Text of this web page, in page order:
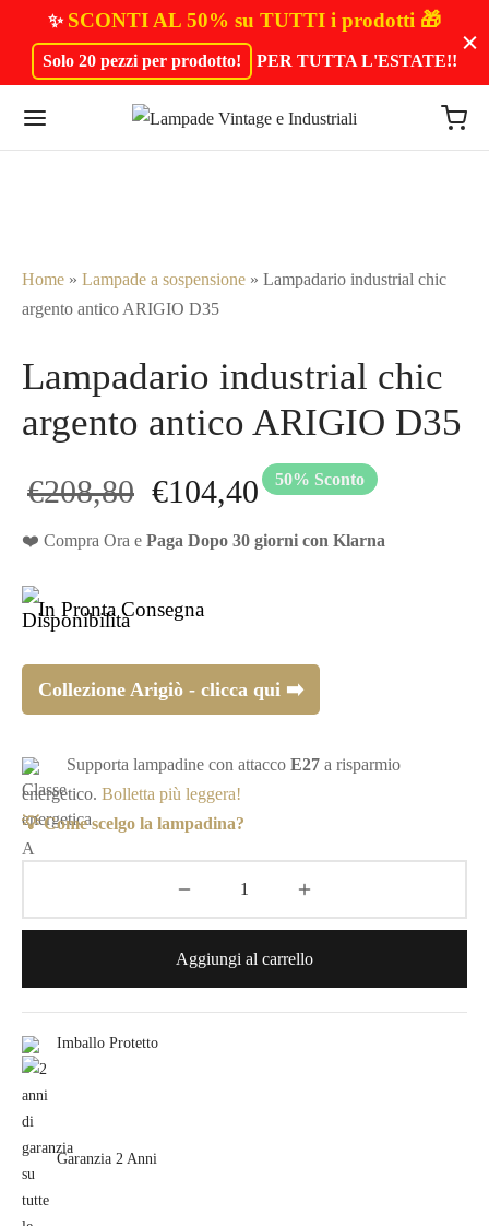
✨ SCONTI AL 50% su TUTTI i prodotti 🎁
Solo 20 pezzi per prodotto! PER TUTTA L'ESTATE!!
Home » Lampade a sospensione » Lampadario industrial chic
argento antico ARIGIO D35
Lampadario industrial chic
argento antico ARIGIO D35
50% Sconto
€208,80 Il prezzo
originale
era:
€208,80.
€104,40Il prezzo
attuale
€104,40.
❤️ Compra Ora e Paga Dopo 30 giorni con Klarna
In Pronta Consegna
Collezione Arigiò - clicca qui ➡️
Supporta lampadine con attacco E27 a risparmio
energetico. Bolletta più leggera!
💡 Come scelgo la lampadina?
Aggiungi al carrello
Imballo Protetto
Garanzia 2 Anni